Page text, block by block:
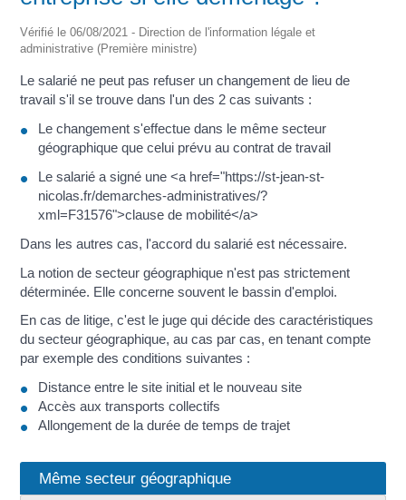
Vérifié le 06/08/2021 - Direction de l'information légale et
administrative (Première ministre)
Le salarié ne peut pas refuser un changement de lieu de
travail s'il se trouve dans l'un des 2 cas suivants :
Le changement s'effectue dans le même secteur
géographique que celui prévu au contrat de travail
Le salarié a signé une <a href="https://st-jean-st-
nicolas.fr/demarches-administratives/?
xml=F31576">clause de mobilité</a>
Dans les autres cas, l'accord du salarié est nécessaire.
La notion de secteur géographique n'est pas strictement
déterminée. Elle concerne souvent le bassin d'emploi.
En cas de litige, c'est le juge qui décide des caractéristiques
du secteur géographique, au cas par cas, en tenant compte
par exemple des conditions suivantes :
Distance entre le site initial et le nouveau site
Accès aux transports collectifs
Allongement de la durée de temps de trajet
Même secteur géographique